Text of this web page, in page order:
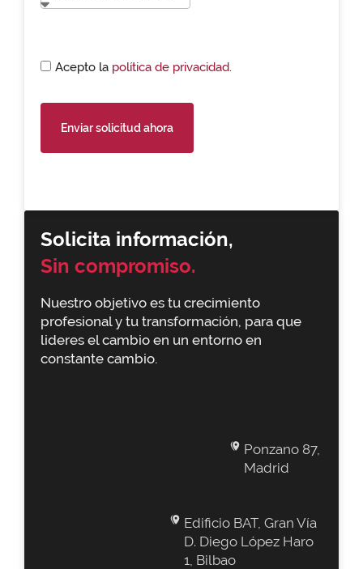
Solicita información,
Sin compromiso.
Nuestro objetivo es tu crecimiento
profesional y tu transformación, para que
lideres el cambio en un entorno en
constante cambio.
Ponzano 87,
Madrid
Edificio BAT, Gran Vía
D. Diego López Haro
1, Bilbao
Acepto la política de privacidad.
Enviar solicitud ahora